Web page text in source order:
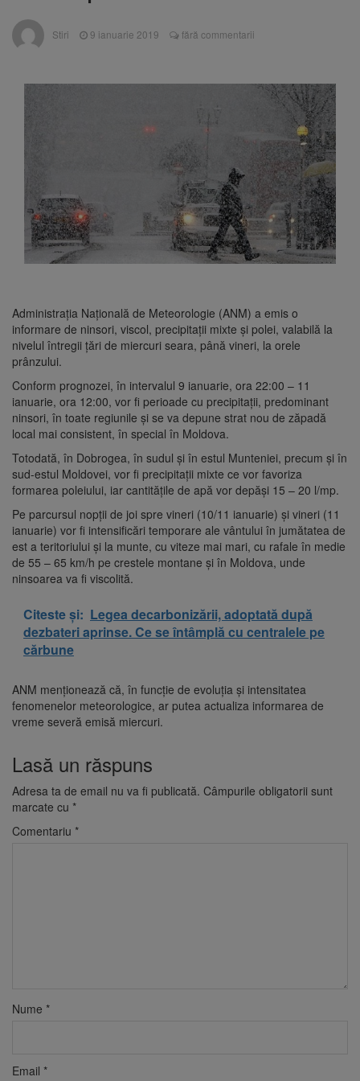
6 august 2026
suspeND.ro pentru urmărirea inițiativei de
dosarul lui Călin Georgescu și Horațiu Potra.
Strategia națională pentru
biodiversitate 2026-2030, adoptată de Senat.
Proiectul merge la promulgare
Stiri 9 ianuarie 2019 fără commentarii
Administraţia Naţională de Meteorologie (ANM) a emis o
informare de ninsori, viscol, precipitaţii mixte şi polei, valabilă la
nivelul întregii ţări de miercuri seara, până vineri, la orele
prânzului.
Conform prognozei, în intervalul 9 ianuarie, ora 22:00 – 11
ianuarie, ora 12:00, vor fi perioade cu precipitaţii, predominant
ninsori, în toate regiunile şi se va depune strat nou de zăpadă
local mai consistent, în special în Moldova.
Totodată, în Dobrogea, în sudul şi în estul Munteniei, precum şi în
sud-estul Moldovei, vor fi precipitaţii mixte ce vor favoriza
formarea poleiului, iar cantităţile de apă vor depăşi 15 – 20 l/mp.
Pe parcursul nopţii de joi spre vineri (10/11 ianuarie) şi vineri (11
ianuarie) vor fi intensificări temporare ale vântului în jumătatea de
est a teritoriului şi la munte, cu viteze mai mari, cu rafale în medie
de 55 – 65 km/h pe crestele montane şi în Moldova, unde
ninsoarea va fi viscolită.
Citeste și: Legea decarbonizării, adoptată după
dezbateri aprinse. Ce se întâmplă cu centralele pe
cărbune
ANM menţionează că, în funcţie de evoluţia şi intensitatea
fenomenelor meteorologice, ar putea actualiza informarea de
vreme severă emisă miercuri.
Lasă un răspuns
Adresa ta de email nu va fi publicată. Câmpurile obligatorii sunt
marcate cu *
Comentariu *
Nume *
Email *